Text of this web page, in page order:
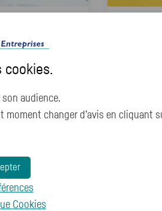
: la
d’impôt :
oublier
cookies.
audience.
changer d’avis en cliquant
Cookies